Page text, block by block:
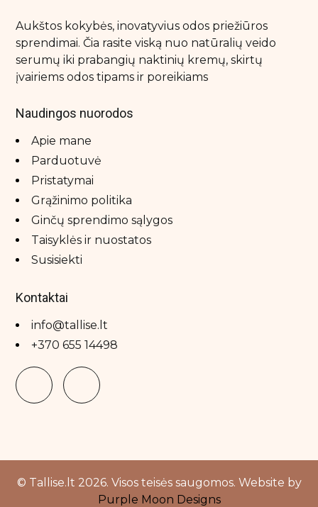
Aukštos kokybės, inovatyvius odos priežiūros
sprendimai. Čia rasite viską nuo natūralių veido
serumų iki prabangių naktinių kremų, skirtų
įvairiems odos tipams ir poreikiams
Naudingos nuorodos
Apie mane
Parduotuvė
Pristatymai
Grąžinimo politika
Ginčų sprendimo sąlygos
Taisyklės ir nuostatos
Susisiekti
Kontaktai
info@tallise.lt
+370 655 14498
© Tallise.lt 2026. Visos teisės saugomos. Website by
Purple Moon Designs